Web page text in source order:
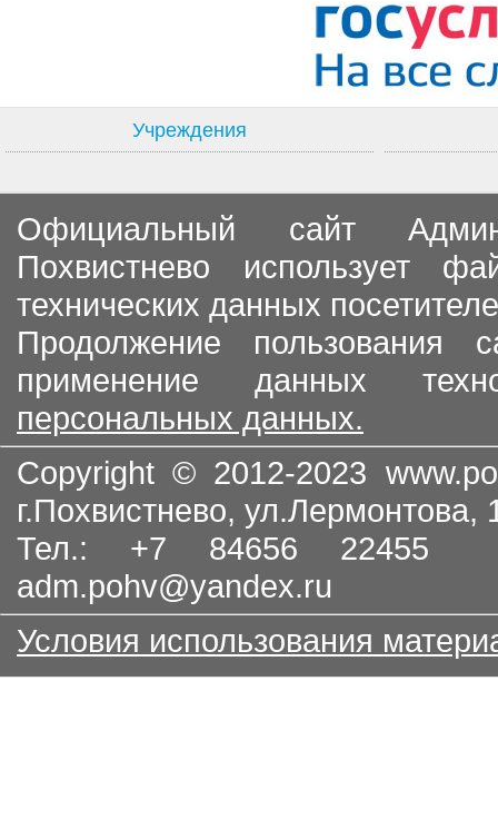
Учреждения
Официальный сайт
Похвистнево использует
технических данных
Продолжение пользования
применение данных
персональных данных.
Copyright © 2012-2023
г.Похвистнево, ул.Лермонтова,
Тел.: +7 84656
adm.pohv@yandex.ru
Условия использования